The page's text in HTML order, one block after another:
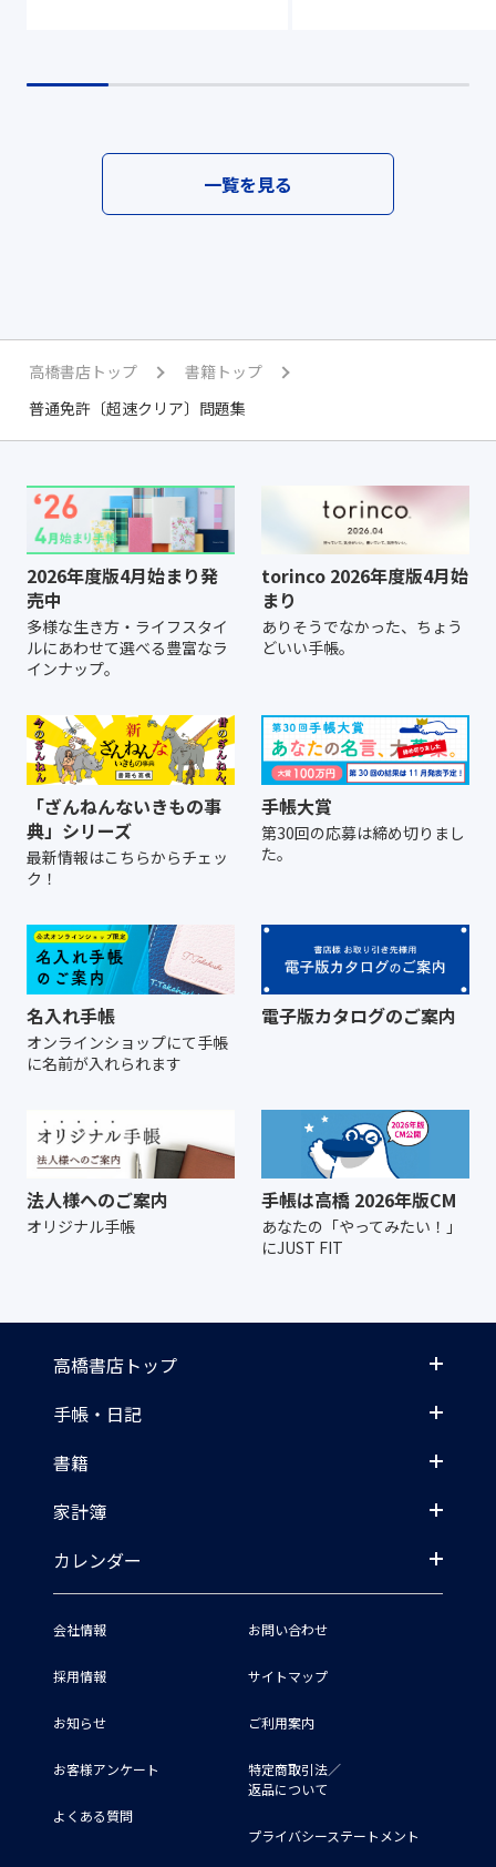
一覧を見る
高橋書店トップ
書籍トップ
普通免許〔超速クリア〕問題集
2026年度版4月始まり発
売中
多様な生き方・ライフスタイ
ルにあわせて選べる豊富なラ
インナップ。
torinco 2026年度版4月始
まり
ありそうでなかった、ちょう
どいい手帳。
「ざんねんないきもの事
典」シリーズ
最新情報はこちらからチェッ
ク！
手帳大賞
第30回の応募は締め切りまし
た。
名入れ手帳
オンラインショップにて手帳
に名前が入れられます
電子版カタログのご案内
法人様へのご案内
オリジナル手帳
手帳は高橋 2026年版CM
あなたの「やってみたい！」
にJUST FIT
高橋書店トップ
手帳・日記
書籍
家計簿
カレンダー
会社情報
採用情報
お知らせ
お客様アンケート
よくある質問
お問い合わせ
サイトマップ
ご利用案内
特定商取引法／
返品について
プライバシーステートメント